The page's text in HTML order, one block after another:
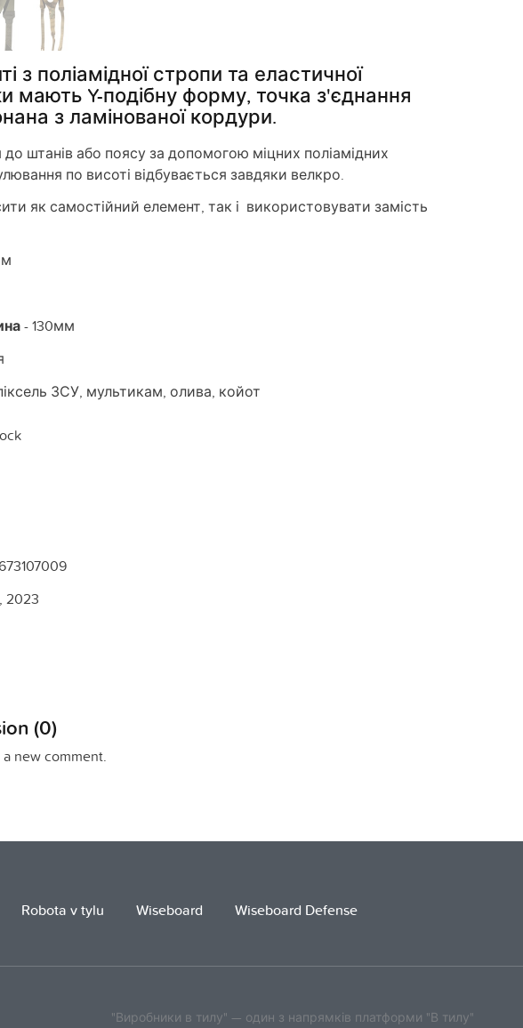
з поліамідної стропи та еластичної
мають Y-подібну форму, точка з'єднання
з ламінованої кордури.
до штанів або поясу за допомогою міцних поліамідних
по висоті відбувається завдяки велкро.
як самостійний елемент, так і використовувати замість
- 130мм
ЗСУ, мультикам, олива, койот
2023
(0)
new comment.
Robota v tylu Wiseboard Wiseboard Defense
"Виробники в тилу" — один з напрямків платформи "В тилу"